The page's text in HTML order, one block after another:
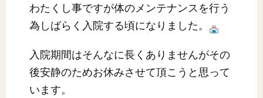
わたくし事ですが体のメンテナンスを行う
為しばらく入院する頃になりました。
入院期間はそんなに長くありませんがその
後安静のためお休みさせて頂こうと思って
います。